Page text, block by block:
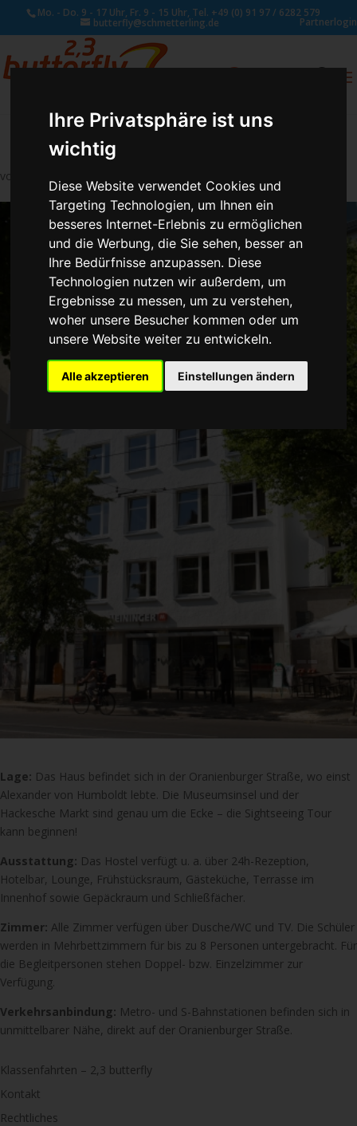
Ihre Privatsphäre ist uns
wichtig
Diese Website verwendet Cookies und
Targeting Technologien, um Ihnen ein
besseres Internet-Erlebnis zu ermöglichen
und die Werbung, die Sie sehen, besser an
Ihre Bedürfnisse anzupassen. Diese
Technologien nutzen wir außerdem, um
Ergebnisse zu messen, um zu verstehen,
woher unsere Besucher kommen oder um
unsere Website weiter zu entwickeln.
Alle akzeptieren Einstellungen ändern
Mo. - Do. 9 - 17 Uhr, Fr. 9 - 15 Uhr, Tel. +49 (0) 91 97 / 6282 579
butterfly@schmetterling.de Partnerlogin
von
Lage: Das Haus befindet sich in der Oranienburger Straße, wo einst
Alexander von Humboldt lebte. Die Museumsinsel und der
Hackesche Markt sind genau um die Ecke – die Sightseeing Tour
kann beginnen!
Ausstattung: Das Hostel verfügt u. a. über 24h-Rezeption,
Hotelbar, Lounge, Frühstücksraum, Gästeküche, Terrasse im
Innenhof sowie Gepäckraum und Schließfächer.
Zimmer: Alle Zimmer verfügen über Dusche/WC und TV. Die Schüler
werden in Mehrbettzimmern für bis zu 8 Personen untergebracht. Für
die Begleitpersonen stehen Doppel- bzw. Einzelzimmer zur
Verfügung.
Verkehrsanbindung: Metro- und S-Bahnstationen befinden sich in
unmittelbarer Nähe, direkt auf der Oranienburger Straße.
Klassenfahrten – 2,3 butterfly
Kontakt
Rechtliches